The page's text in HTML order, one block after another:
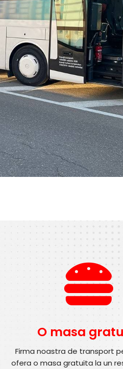
O masa
Firma noastra de transport
ofera o masa gratuita la un